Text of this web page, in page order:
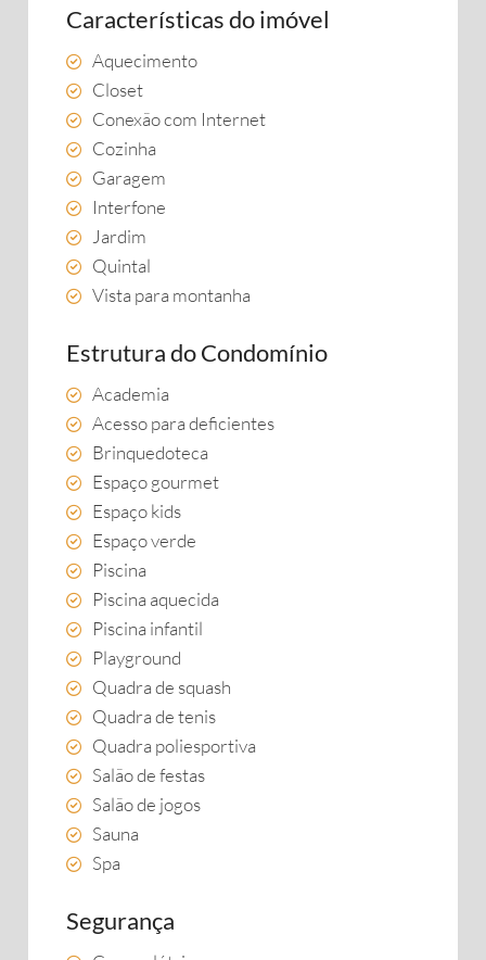
Características do imóvel
Aquecimento
Closet
Conexão com Internet
Cozinha
Garagem
Interfone
Jardim
Quintal
Vista para montanha
Estrutura do Condomínio
Academia
Acesso para deficientes
Brinquedoteca
Espaço gourmet
Espaço kids
Espaço verde
Piscina
Piscina aquecida
Piscina infantil
Playground
Quadra de squash
Quadra de tenis
Quadra poliesportiva
Salão de festas
Salão de jogos
Sauna
Spa
Segurança